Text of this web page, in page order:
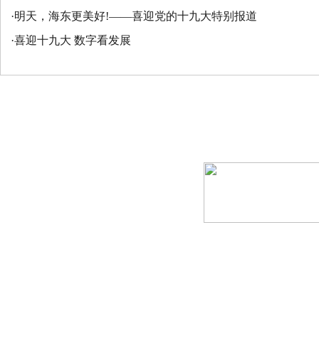
·明天，海东更美好!——喜迎党的十九大特别报道
·喜迎十九大 数字看发展